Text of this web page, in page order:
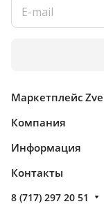
Маркетплейс
Компания
Информация
Контакты
8 (717) 297 20 51